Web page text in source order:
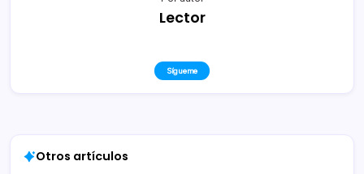
Lector
Sígueme
Otros artículos